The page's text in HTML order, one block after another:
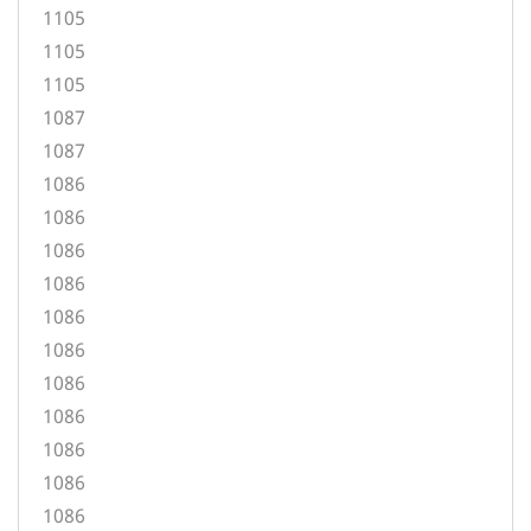
1105
1105
1105
1087
1087
1086
1086
1086
1086
1086
1086
1086
1086
1086
1086
1086